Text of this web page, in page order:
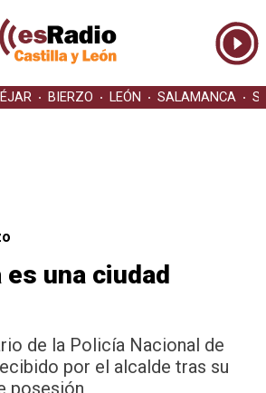
BIERZO LEÓN SALAMANCA
una ciudad
de la Policía Nacional de
por el alcalde tras su
posesión